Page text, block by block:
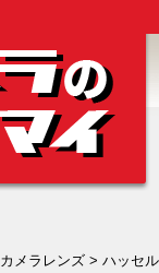
カメラレンズ> ハッセ